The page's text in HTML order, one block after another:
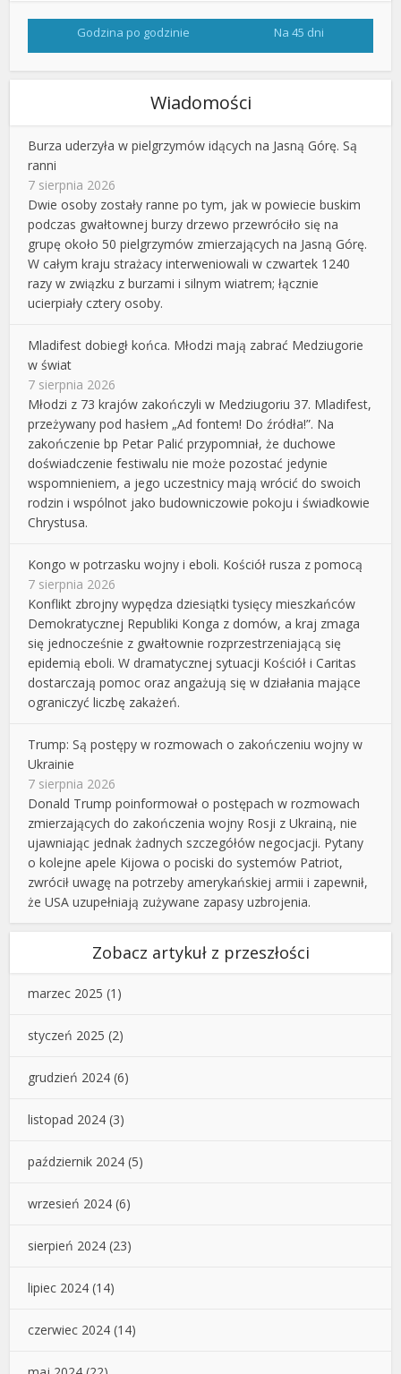
Godzina po godzinie Na 45 dni
Wiadomości
Burza uderzyła w pielgrzymów idących na Jasną Górę. Są
ranni
7 sierpnia 2026
Dwie osoby zostały ranne po tym, jak w powiecie buskim
podczas gwałtownej burzy drzewo przewróciło się na
grupę około 50 pielgrzymów zmierzających na Jasną Górę.
W całym kraju strażacy interweniowali w czwartek 1240
razy w związku z burzami i silnym wiatrem; łącznie
ucierpiały cztery osoby.
Mladifest dobiegł końca. Młodzi mają zabrać Medziugorie
w świat
7 sierpnia 2026
Młodzi z 73 krajów zakończyli w Medziugoriu 37. Mladifest,
przeżywany pod hasłem „Ad fontem! Do źródła!”. Na
zakończenie bp Petar Palić przypomniał, że duchowe
doświadczenie festiwalu nie może pozostać jedynie
wspomnieniem, a jego uczestnicy mają wrócić do swoich
rodzin i wspólnot jako budowniczowie pokoju i świadkowie
Chrystusa.
Kongo w potrzasku wojny i eboli. Kościół rusza z pomocą
7 sierpnia 2026
Konflikt zbrojny wypędza dziesiątki tysięcy mieszkańców
Demokratycznej Republiki Konga z domów, a kraj zmaga
się jednocześnie z gwałtownie rozprzestrzeniającą się
epidemią eboli. W dramatycznej sytuacji Kościół i Caritas
dostarczają pomoc oraz angażują się w działania mające
ograniczyć liczbę zakażeń.
Trump: Są postępy w rozmowach o zakończeniu wojny w
Ukrainie
7 sierpnia 2026
Donald Trump poinformował o postępach w rozmowach
zmierzających do zakończenia wojny Rosji z Ukrainą, nie
ujawniając jednak żadnych szczegółów negocjacji. Pytany
o kolejne apele Kijowa o pociski do systemów Patriot,
zwrócił uwagę na potrzeby amerykańskiej armii i zapewnił,
że USA uzupełniają zużywane zapasy uzbrojenia.
Zobacz artykuł z przeszłości
marzec 2025 (1)
styczeń 2025 (2)
grudzień 2024 (6)
listopad 2024 (3)
październik 2024 (5)
wrzesień 2024 (6)
sierpień 2024 (23)
lipiec 2024 (14)
czerwiec 2024 (14)